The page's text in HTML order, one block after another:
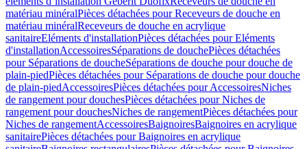
matériau minéralPièces détachées pour Receveurs de douche en
matériau minéralReceveurs de douche en acrylique
sanitaireEléments d'installationPièces détachées pour Eléments
d'installationAccessoiresSéparations de douchePièces détachées
pour Séparations de doucheSéparations de douche pour douche de
plain-piedPièces détachées pour Séparations de douche pour douche
de plain-piedAccessoiresPièces détachées pour AccessoiresNiches
de rangement pour douchesPièces détachées pour Niches de
rangement pour douchesNiches de rangementPièces détachées pour
Niches de rangementAccessoiresBaignoiresBaignoires en acrylique
sanitairePièces détachées pour Baignoires en acrylique